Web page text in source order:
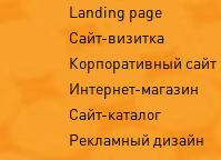
Landing page
Сайт-визитка
Корпоративный сайт
Интернет-магазин
Сайт-каталог
Рекламный дизайн